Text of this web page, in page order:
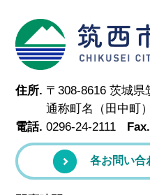
住所. 〒308-8616 茨城県
通称町名（田中町）
電話. 0296-24-2111 Fax.
各お問い合